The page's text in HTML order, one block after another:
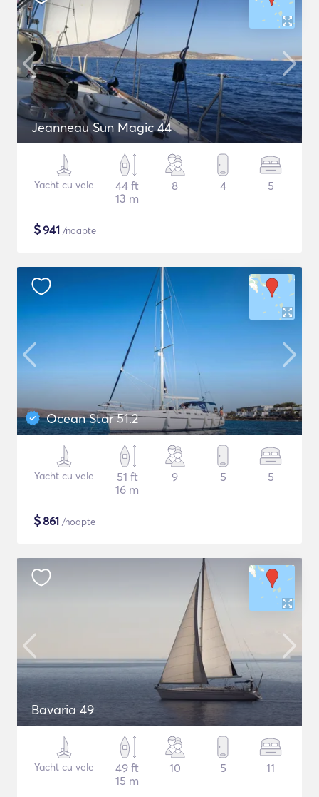
Jeanneau Sun Magic 44
Yacht cu vele
44 ft
13 m
8 4 5
$941 /noapte
Ocean Star 51.2
Yacht cu vele
51 ft
16 m
9 5 5
$861 /noapte
Bavaria 49
Yacht cu vele
49 ft
15 m
10 5 11